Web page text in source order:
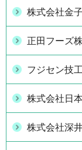
株式会社金
正田フーズ
フジセン技
株式会社日
株式会社深